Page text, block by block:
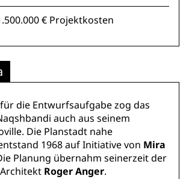
€ Projektkosten
die Entwurfsaufgabe zog das
auch aus seinem
Die Planstadt nahe
1968 auf Initiative von Mira
Planung übernahm seinerzeit der
Roger Anger.